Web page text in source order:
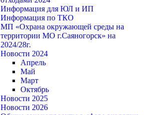
Информация для ЮЛ и ИП
Информация по ТКО
МП «Охрана окружающей среды на
территории МО г.Саяногорск» на
2024/28г.
Новости 2024
Апрель
Май
Март
Октябрь
Новости 2025
Новости 2026